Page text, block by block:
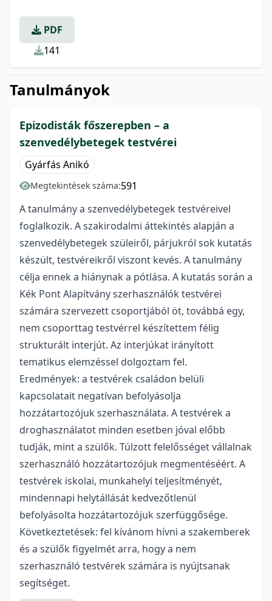
PDF
141
Tanulmányok
Epizodisták főszerepben – a
szenvedélybetegek testvérei
Gyárfás Anikó
Megtekintések száma:591
A tanulmány a szenvedélybetegek testvéreivel
foglalkozik. A szakirodalmi áttekintés alapján a
szenvedélybetegek szüleiről, párjukról sok kutatás
készült, testvéreikről viszont kevés. A tanulmány
célja ennek a hiánynak a pótlása. A kutatás során a
Kék Pont Alapítvány szerhasználók testvérei
számára szervezett csoportjából öt, továbbá egy,
nem csoporttag testvérrel készítettem félig
strukturált interjút. Az interjúkat irányított
tematikus elemzéssel dolgoztam fel.
Eredmények: a testvérek családon belüli
kapcsolatait negatívan befolyásolja
hozzátartozójuk szerhasználata. A testvérek a
droghasználatot minden esetben jóval előbb
tudják, mint a szülők. Túlzott felelősséget vállalnak
szerhasználó hozzátartozójuk megmentéséért. A
testvérek iskolai, munkahelyi teljesítményét,
mindennapi helytállását kedvezőtlenül
befolyásolta hozzátartozójuk szerfüggősége.
Következtetések: fel kívánom hívni a szakemberek
és a szülők figyelmét arra, hogy a nem
szerhasználó testvérek számára is nyújtsanak
segítséget.